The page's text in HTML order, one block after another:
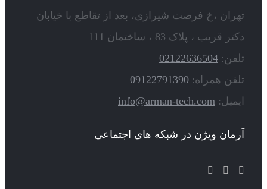
تهران ،خ فرصت شیرازی، بعد از تقاطع با خیابان
دکتر قریب ، پلاک 83 ، ساختمان 111
تلفن: 02122636504
تلفن همراه: 09122791390
ایمیل: info@arman-tech.com
آرمان ویژن در شبکه های اجتماعی